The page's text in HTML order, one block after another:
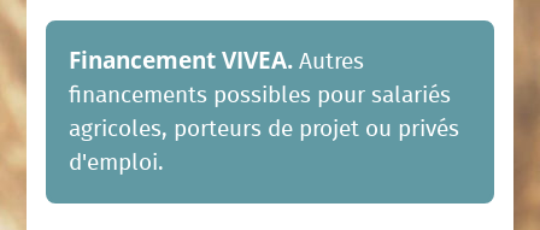
Financement VIVEA. Autres
financements possibles pour salariés
agricoles, porteurs de projet ou privés
d'emploi.